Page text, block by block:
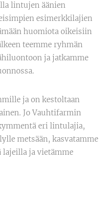
lintujen äänien
esimerkkilajien
huomiota oikeisiin
teemme ryhmän
ja jatkamme
ja on kestoltaan
Jo Vauhtifarmin
eri lintulajia,
metsään, kasvatamme
ja vietämme